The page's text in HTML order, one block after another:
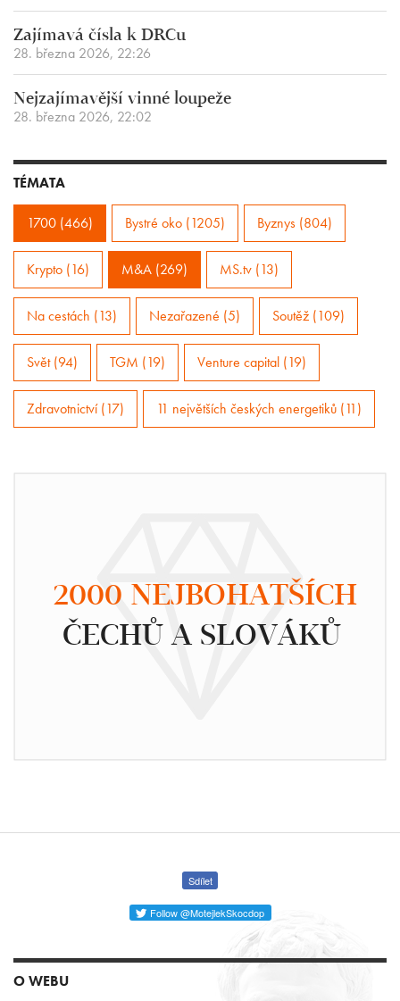
Zajímavá čísla k DRCu
28. března 2026, 22:26
Nejzajímavější vinné loupeže
28. března 2026, 22:02
TÉMATA
1700 (466) Bystré oko (1205) Byznys (804)
Krypto (16) M&A (269) MS.tv (13)
Na cestách (13) Nezařazené (5) Soutěž (109)
Svět (94) TGM (19) Venture capital (19)
Zdravotnictví (17) 11 největších českých energetiků (11)
2000 NEJBOHATŠÍCH
ČECHŮ A SLOVÁKŮ
Sdílet
Follow @MotejlekSkocdop
O WEBU